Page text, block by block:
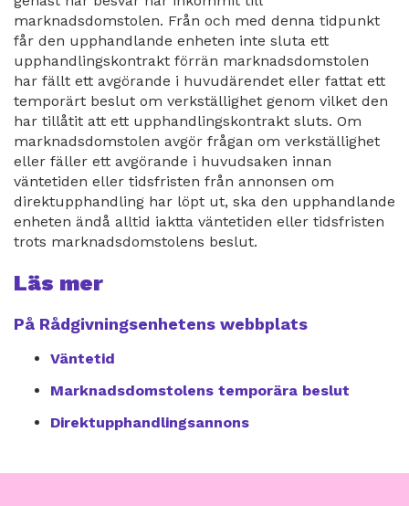
marknadsdomstolen. Från och med denna tidpunkt
får den upphandlande enheten inte sluta ett
upphandlingskontrakt förrän marknadsdomstolen
har fällt ett avgörande i huvudärendet eller fattat ett
temporärt beslut om verkställighet genom vilket den
har tillåtit att ett upphandlingskontrakt sluts. Om
marknadsdomstolen avgör frågan om verkställighet
eller fäller ett avgörande i huvudsaken innan
väntetiden eller tidsfristen från annonsen om
direktupphandling har löpt ut, ska den upphandlande
enheten ändå alltid iaktta väntetiden eller tidsfristen
trots marknadsdomstolens beslut.
Läs mer
På Rådgivningsenhetens webbplats
Väntetid
Marknadsdomstolens temporära beslut
Direktupphandlingsannons